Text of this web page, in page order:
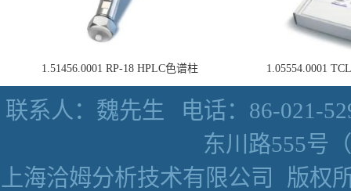
1.51456.0001 RP-18 HPLC色谱柱 1.05554.0001
联系人：魏先生
电话：86-021-
东川路555号
上海洽姆分析技术有限公司
版权